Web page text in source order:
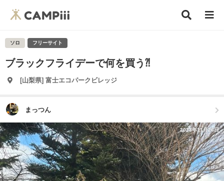
ソロ フリーサイト
ブラックフライデーで何を買う⁈
[山梨県] 富士エコパークビレッジ
まっつん
2023年11月26日